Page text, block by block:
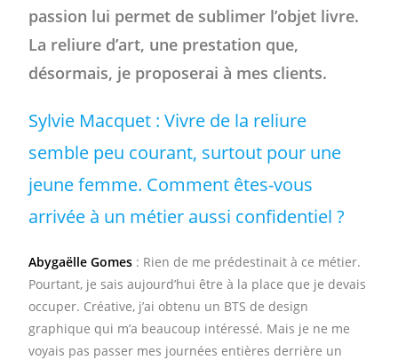
passion lui permet de sublimer l’objet livre.
La reliure d’art, une prestation que,
désormais, je proposerai à mes clients.
Sylvie Macquet : Vivre de la reliure
semble peu courant, surtout pour une
jeune femme. Comment êtes-vous
arrivée à un métier aussi confidentiel ?
Abygaëlle Gomes : Rien de me prédestinait à ce métier.
Pourtant, je sais aujourd’hui être à la place que je devais
occuper. Créative, j’ai obtenu un BTS de design
graphique qui m’a beaucoup intéressé. Mais je ne me
voyais pas passer mes journées entières derrière un